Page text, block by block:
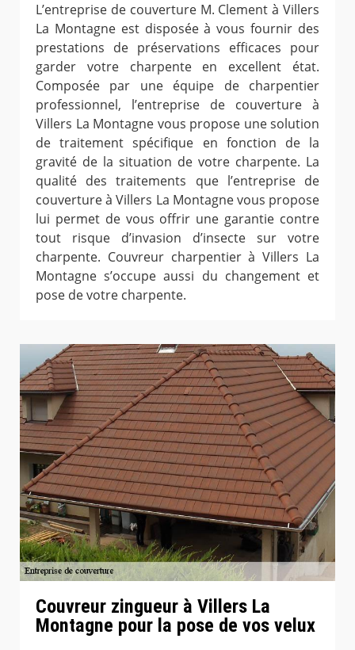
L’entreprise de couverture M. Clement à Villers
La Montagne est disposée à vous fournir des
prestations de préservations efficaces pour
garder votre charpente en excellent état.
Composée par une équipe de charpentier
professionnel, l’entreprise de couverture à
Villers La Montagne vous propose une solution
de traitement spécifique en fonction de la
gravité de la situation de votre charpente. La
qualité des traitements que l’entreprise de
couverture à Villers La Montagne vous propose
lui permet de vous offrir une garantie contre
tout risque d’invasion d’insecte sur votre
charpente. Couvreur charpentier à Villers La
Montagne s’occupe aussi du changement et
pose de votre charpente.
Couvreur zingueur à Villers La
Montagne pour la pose de vos velux